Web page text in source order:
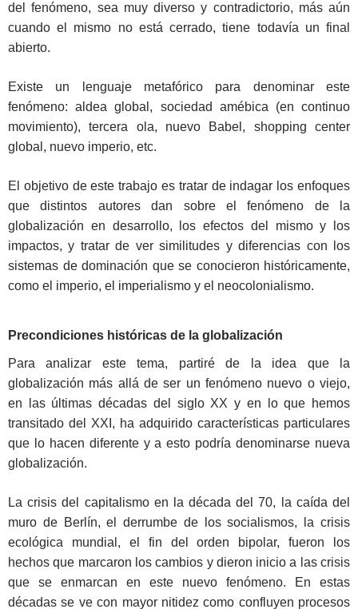
del fenómeno, sea muy diverso y contradictorio, más aún
cuando el mismo no está cerrado, tiene todavía un final
abierto.
Existe un lenguaje metafórico para denominar este
fenómeno: aldea global, sociedad amébica (en continuo
movimiento), tercera ola, nuevo Babel, shopping center
global, nuevo imperio, etc.
El objetivo de este trabajo es tratar de indagar los enfoques
que distintos autores dan sobre el fenómeno de la
globalización en desarrollo, los efectos del mismo y los
impactos, y tratar de ver similitudes y diferencias con los
sistemas de dominación que se conocieron históricamente,
como el imperio, el imperialismo y el neocolonialismo.
Precondiciones históricas de la globalización
Para analizar este tema, partiré de la idea que la
globalización más allá de ser un fenómeno nuevo o viejo,
en las últimas décadas del siglo XX y en lo que hemos
transitado del XXI, ha adquirido características particulares
que lo hacen diferente y a esto podría denominarse nueva
globalización.
La crisis del capitalismo en la década del 70, la caída del
muro de Berlín, el derrumbe de los socialismos, la crisis
ecológica mundial, el fin del orden bipolar, fueron los
hechos que marcaron los cambios y dieron inicio a las crisis
que se enmarcan en este nuevo fenómeno. En estas
décadas se ve con mayor nitidez como confluyen procesos